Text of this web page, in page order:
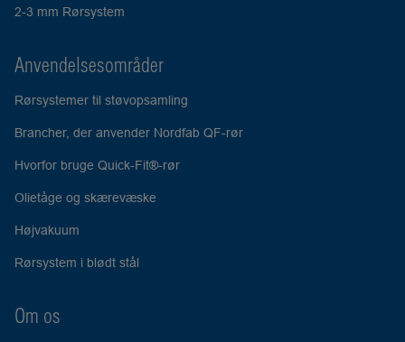
2-3 mm Rørsystem
Anvendelsesområder
Rørsystemer til støvopsamling
Brancher, der anvender Nordfab QF-rør
Hvorfor bruge Quick-Fit®-rør
Olietåge og skærevæske
Højvakuum
Rørsystem i blødt stål
Om os